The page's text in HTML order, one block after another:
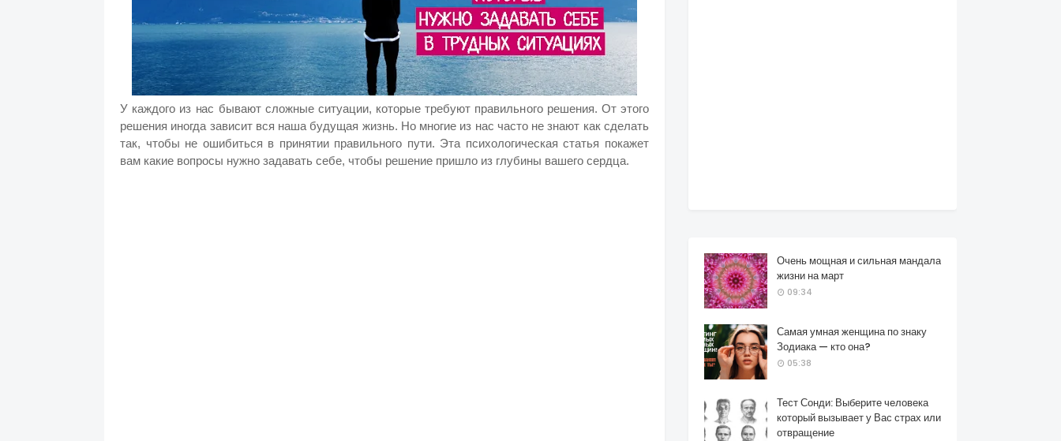
У каждого из нас бывают сложные ситуации, которые требуют правильного решения. От этого
решения иногда зависит вся наша будущая жизнь. Но многие из нас часто не знают как сделать
так, чтобы не ошибиться в принятии правильного пути. Эта психологическая статья покажет
вам какие вопросы нужно задавать себе, чтобы решение пришло из глубины вашего сердца.
Очень мощная и сильная мандала
жизни на март
09:34
Самая умная женщина по знаку
Зодиака — кто она?
05:38
Тест Сонди: Выберите человека
который вызывает у Вас страх или
отвращение